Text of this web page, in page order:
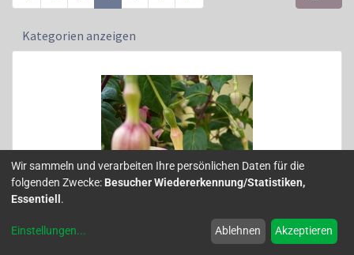
Kategorien anzeigen
Wir sammeln und verarbeiten Ihre persönlichen Daten für die
folgenden Zwecke: Besucher Wiedererkennung/Statistiken,
Essentiell .
Einstellungen... Ablehnen Akzeptieren